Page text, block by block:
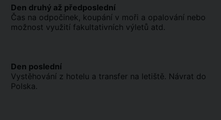
Den druhý až předposlední
Čas na odpočinek, koupání v moři a opalování nebo
možnost využití fakultativních výletů atd.
Den poslední
Vystěhování z hotelu a transfer na letiště. Návrat do
Polska.